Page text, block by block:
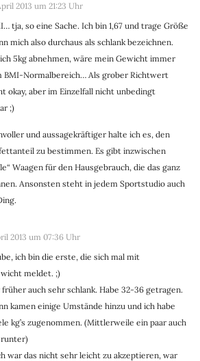
2013 um 21:23 Uhr
tja, so eine Sache. Ich bin 1,67 und trage Größe
mich also durchaus als schlank bezeichnen.
5kg abnehmen, wäre mein Gewicht immer
BMI-Normalbereich… Als grober Richtwert
okay, aber im Einzelfall nicht unbedingt
;)
und aussagekräftiger halte ich es, den
zu bestimmen. Es gibt inzwischen
Waagen für den Hausgebrauch, die das ganz
Ansonsten steht in jedem Sportstudio auch
2013 um 07:36 Uhr
ich bin die erste, die sich mal mit
meldet. ;)
auch sehr schlank. Habe 32-36 getragen.
kamen einige Umstände hinzu und ich habe
kg’s zugenommen. (Mittlerweile ein paar auch
war das nicht sehr leicht zu akzeptieren, war